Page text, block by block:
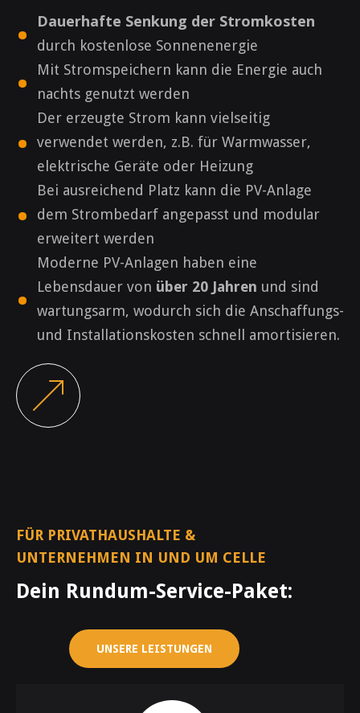
· Dauerhafte Senkung der Stromkosten
durch kostenlose Sonnenenergie
·
Mit Stromspeichern kann die Energie auch
nachts genutzt werden
·
Der erzeugte Strom kann vielseitig
verwendet werden, z.B. für Warmwasser,
elektrische Geräte oder Heizung
·
Bei ausreichend Platz kann die PV-Anlage
dem Strombedarf angepasst und modular
erweitert werden
·
Moderne PV-Anlagen haben eine
Lebensdauer von über 20 Jahren und sind
wartungsarm, wodurch sich die Anschaffungs-
und Installationskosten schnell amortisieren.
FÜR PRIVATHAUSHALTE &
UNTERNEHMEN IN UND UM CELLE
Dein Rundum-Service-Paket:
UNSERE LEISTUNGEN